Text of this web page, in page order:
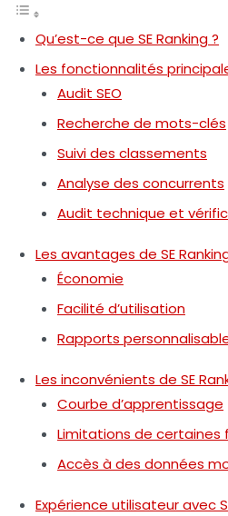
Qu’est-ce que SE Ranking ?
Les fonctionnalités
Audit SEO
Recherche de mots-clés
Suivi des classements
Analyse des concurrents
Audit technique et
Les avantages de SE
Économie
Facilité d’utilisation
Rapports
Les inconvénients de SE
Courbe d’apprentissage
Limitations de certaines
Accès à des données
Expérience utilisateur avec